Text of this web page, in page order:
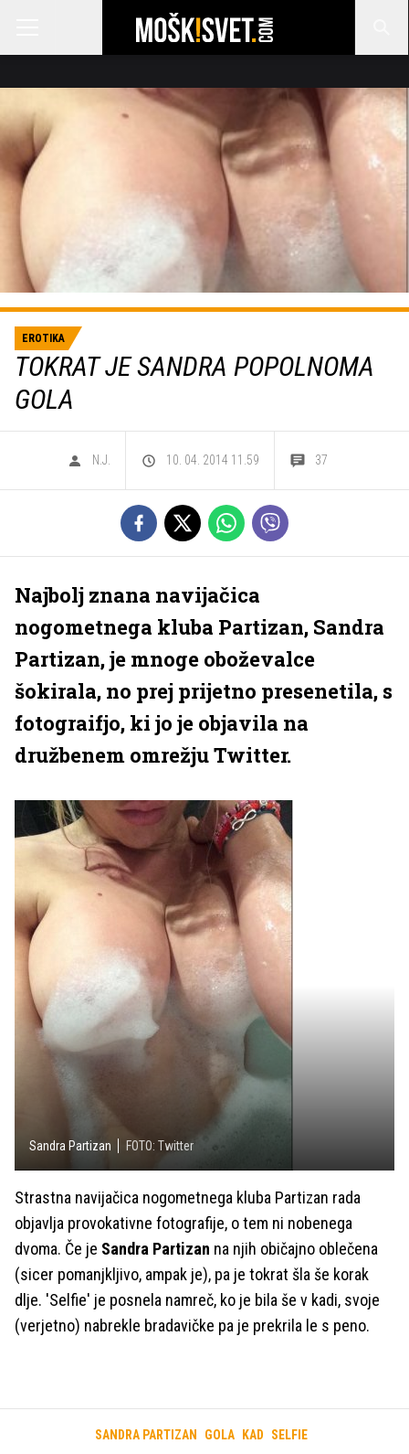
EROTIKA
TOKRAT JE SANDRA POPOLNOMA
GOLA
N.J. 10. 04. 2014 11.59 37
Najbolj znana navijačica
nogometnega kluba Partizan, Sandra
Partizan, je mnoge oboževalce
šokirala, no prej prijetno presenetila, s
fotograifjo, ki jo je objavila na
družbenem omrežju Twitter.
Sandra Partizan FOTO: Twitter
Strastna navijačica nogometnega kluba Partizan rada
objavlja provokativne fotografije, o tem ni nobenega
dvoma. Če je Sandra Partizan na njih običajno oblečena
(sicer pomanjkljivo, ampak je), pa je tokrat šla še korak
dlje. 'Selfie' je posnela namreč, ko je bila še v kadi, svoje
(verjetno) nabrekle bradavičke pa je prekrila le s peno.
SANDRA PARTIZAN GOLA KAD SELFIE